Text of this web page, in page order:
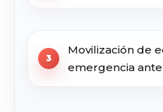
Movilización de
emergencia